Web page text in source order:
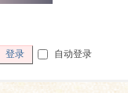
登录 自动登录